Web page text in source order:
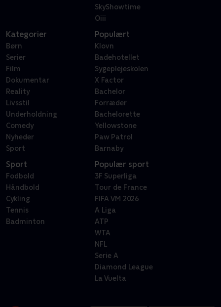
SkyShowtime
Oiii
Kategorier
Børn
Serier
Film
Dokumentar
Reality
Livsstil
Underholdning
Comedy
Nyheder
Sport
Populært
Klovn
Badehotellet
Sygeplejeskolen
X Factor
Bachelor
Forræder
Bachelorette
Yellowstone
Paw Patrol
Barnaby
Sport
Fodbold
Håndbold
Cykling
Tennis
Badminton
Populær sport
3F Superliga
Tour de France
FIFA VM 2026
A Liga
ATP
WTA
NFL
Serie A
Diamond League
La Vuelta